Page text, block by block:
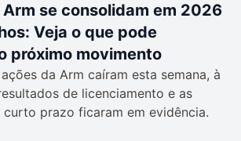
se consolidam em 2026
Veja o que pode
próximo movimento
da Arm caíram esta semana, à
de licenciamento e as
prazo ficaram em evidência.